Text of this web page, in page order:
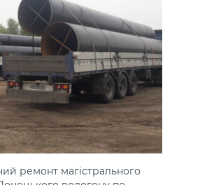
ремонт магістрального